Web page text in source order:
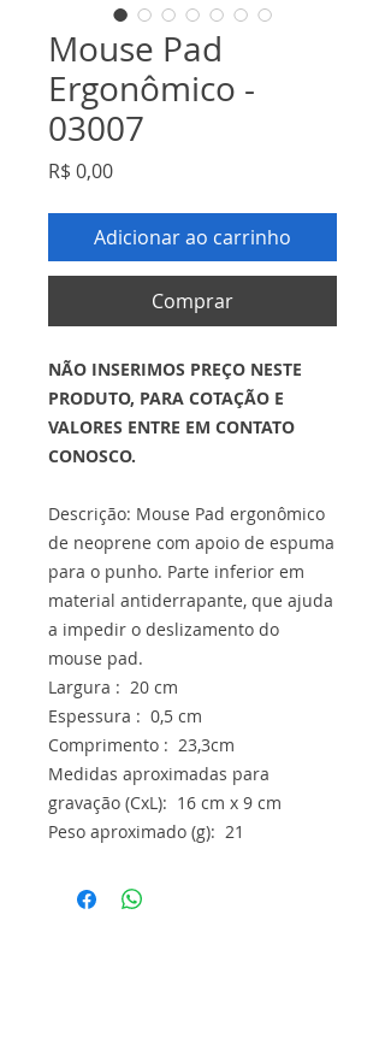
Mouse Pad
Ergonômico -
03007
R$ 0,00Preço
Adicionar ao carrinho
Comprar
NÃO INSERIMOS PREÇO NESTE
PRODUTO, PARA COTAÇÃO E
VALORES ENTRE EM CONTATO
CONOSCO.
Descrição: Mouse Pad ergonômico
de neoprene com apoio de espuma
para o punho. Parte inferior em
material antiderrapante, que ajuda
a impedir o deslizamento do
mouse pad.
Largura : 20 cm
Espessura : 0,5 cm
Comprimento : 23,3cm
Medidas aproximadas para
gravação (CxL): 16 cm x 9 cm
Peso aproximado (g): 21